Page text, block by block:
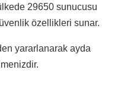
29650 sunucusu
özellikleri sunar.
yararlanarak ayda